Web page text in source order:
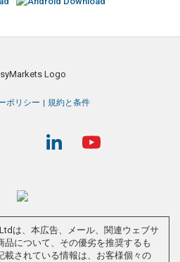
ポリシー 規約と条件
は、本広告、メール、関連ウェブサ
品について、その優劣を推奨するも
載されている情報は、お客様個々の